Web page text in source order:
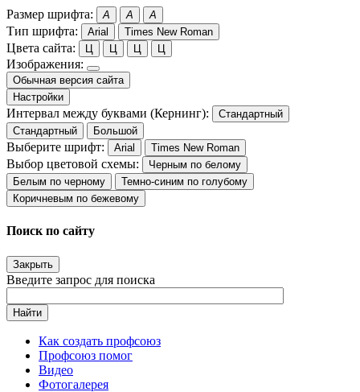
Размер шрифта: A A A
Тип шрифта: Arial Times New Roman
Цвета сайта: Ц Ц Ц Ц
Изображения:
Обычная версия сайта
Настройки
Интервал между буквами (Кернинг):
Стандартный
Стандартный
Большой
Выберите шрифт: Arial Times New Roman
Выбор цветовой схемы:
Черным по белому
Белым по черному
Темно-синим по голубому
Коричневым по бежевому
Поиск по сайту
Закрыть
Введите запрос для поиска
Найти
Как создать профсоюз
Профсоюз помог
Видео
Фотогалерея